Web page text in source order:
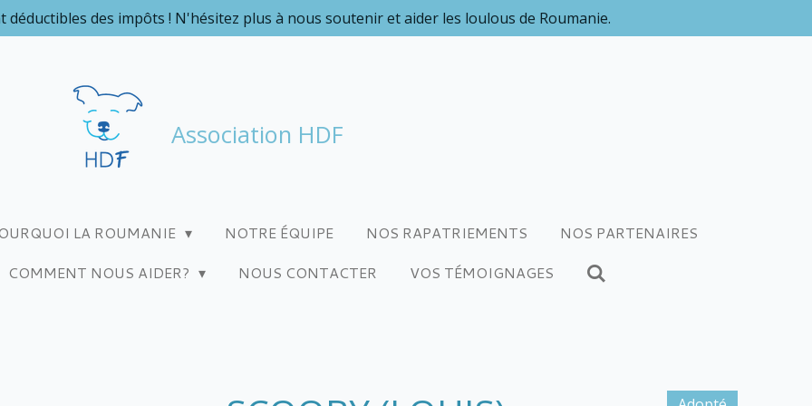
déductibles des impôts ! N'hésitez plus à nous soutenir et aider les loulous de Roumanie.
Association HDF
LA ROUMANIE NOTRE ÉQUIPE NOS RAPATRIEMENTS
NOS PARTENAIRES
COMMENT NOUS AIDER? NOUS CONTACTER VOS TÉMOIGNAGES